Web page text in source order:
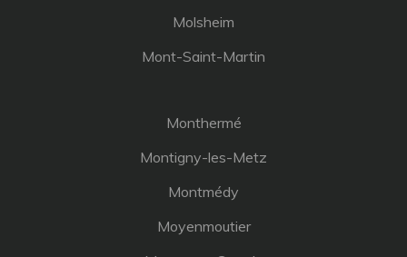
Molsheim
Mont-Saint-Martin
Monthermé
Montigny-les-Metz
Montmédy
Moyenmoutier